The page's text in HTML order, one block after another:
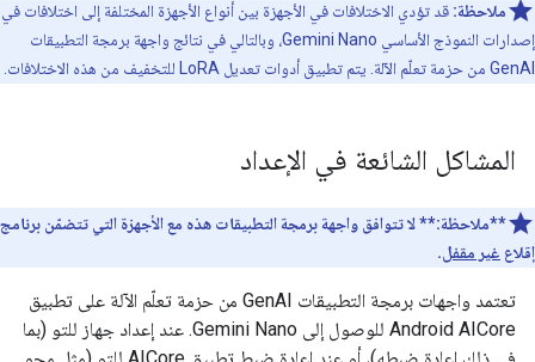
ملاحظة: قد تؤدي الاختلافات في الأجهزة بين أنواع الأجهزة المختلفة إلى اختلافات في
إصدارات النموذج الأساسي Gemini Nano، وبالتالي في نتائج واجهة برمجة التطبيقات
GenAI من حزمة تعلّم الآلة. يتم تطبيق أدوات تعديل LoRA للتخفيف من هذه الاختلافات.
المشاكل الشائعة في الإعداد
**ملاحظة:**لا تتوافق واجهة برمجة التطبيقات هذه مع الأجهزة التي تتضمّن برنامج
إقلاع غير مقفل .
تعتمد واجهات برمجة التطبيقات GenAI من حزمة تعلّم الآلة على تطبيق
Android AICore للوصول إلى Gemini Nano. عند إعداد جهاز للتو (بما